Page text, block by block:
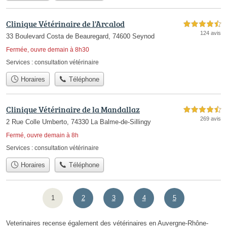
Clinique Vétérinaire de l'Arcalod
33 Boulevard Costa de Beauregard, 74600 Seynod
Fermée, ouvre demain à 8h30
4,5 étoiles sur 5
124 avis
Services : consultation vétérinaire
Horaires Téléphone
Clinique Vétérinaire de la Mandallaz
2 Rue Colle Umberto, 74330 La Balme-de-Sillingy
Fermé, ouvre demain à 8h
4,5 étoiles sur 5
269 avis
Services : consultation vétérinaire
Horaires Téléphone
1 2 3 4 5
Veterinaires recense également des vétérinaires en Auvergne-Rhône-